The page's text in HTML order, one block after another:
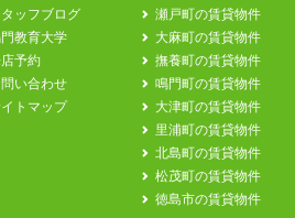
ッフブログ
教育大学
予約
い合わせ
トマップ
瀬戸町の賃貸物件
大麻町の賃貸物件
撫養町の賃貸物件
鳴門町の賃貸物件
大津町の賃貸物件
里浦町の賃貸物件
北島町の賃貸物件
松茂町の賃貸物件
徳島市の賃貸物件